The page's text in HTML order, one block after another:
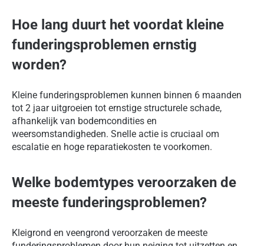
Hoe lang duurt het voordat kleine
funderingsproblemen ernstig
worden?
Kleine funderingsproblemen kunnen binnen 6 maanden
tot 2 jaar uitgroeien tot ernstige structurele schade,
afhankelijk van bodemcondities en
weersomstandigheden. Snelle actie is cruciaal om
escalatie en hoge reparatiekosten te voorkomen.
Welke bodemtypes veroorzaken de
meeste funderingsproblemen?
Kleigrond en veengrond veroorzaken de meeste